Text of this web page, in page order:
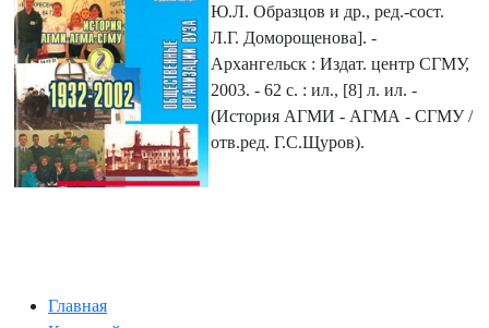
Ю.Л. Образцов и др., ред.-сост.
Л.Г. Доморощенова]. -
Архангельск : Издат. центр СГМУ,
2003. - 62 с. : ил., [8] л. ил. -
(История АГМИ - АГМА - СГМУ /
отв.ред. Г.С.Щуров).
Главная